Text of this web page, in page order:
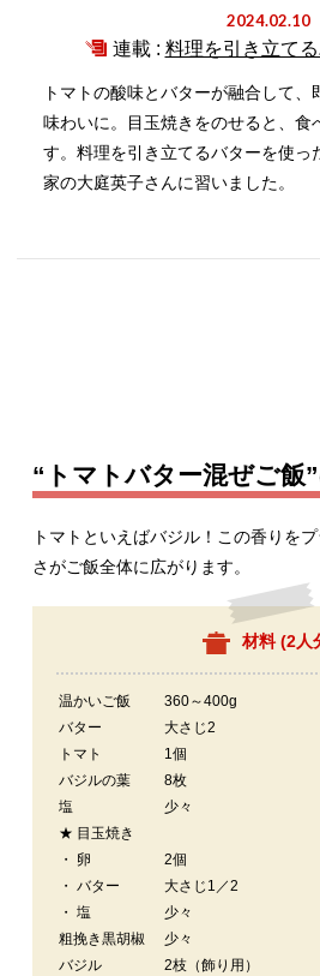
2024.02.10
連載 : 料理を引き立て
トマトの酸味とバターが融合して、
味わいに。目玉焼きをのせると、食
す。料理を引き立てるバターを使っ
家の大庭英子さんに習いました。
“トマトバター混ぜご飯
トマトといえばバジル！この香りを
さがご飯全体に広がります。
材料 (2人
温かいご飯
360～400g
バター
大さじ2
トマト
1個
バジルの葉
8枚
塩
少々
★ 目玉焼き
・ 卵
2個
・ バター
大さじ1／2
・ 塩
少々
粗挽き黒胡椒
少々
バジル
2枝（飾り用）